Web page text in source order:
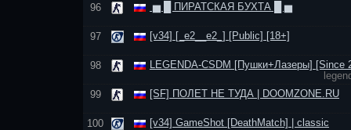
96 ▅ █ ПИРАТСКАЯ БУХТА █ ▅
97 [v34] [_e2__e2_] [Public] [18+]
98
LEGENDA-CSDM [Пушки+Лазеры] [Since
99
[SF] ПОЛЕТ НЕ ТУДА | DOOMZONE.RU
100 [v34] GameShot [DeathMatch] | classic